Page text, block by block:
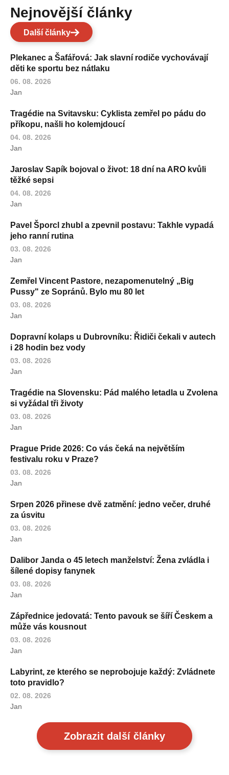
Nejnovější články
Další články
Plekanec a Šafářová: Jak slavní rodiče vychovávají
děti ke sportu bez nátlaku
06. 08. 2026
Jan
Tragédie na Svitavsku: Cyklista zemřel po pádu do
příkopu, našli ho kolemjdoucí
04. 08. 2026
Jan
Jaroslav Sapík bojoval o život: 18 dní na ARO kvůli
těžké sepsi
04. 08. 2026
Jan
Pavel Šporcl zhubl a zpevnil postavu: Takhle vypadá
jeho ranní rutina
03. 08. 2026
Jan
Zemřel Vincent Pastore, nezapomenutelný „Big
Pussy" ze Sopránů. Bylo mu 80 let
03. 08. 2026
Jan
Dopravní kolaps u Dubrovníku: Řidiči čekali v autech
i 28 hodin bez vody
03. 08. 2026
Jan
Tragédie na Slovensku: Pád malého letadla u Zvolena
si vyžádal tři životy
03. 08. 2026
Jan
Prague Pride 2026: Co vás čeká na největším
festivalu roku v Praze?
03. 08. 2026
Jan
Srpen 2026 přinese dvě zatmění: jedno večer, druhé
za úsvitu
03. 08. 2026
Jan
Dalibor Janda o 45 letech manželství: Žena zvládla i
šílené dopisy fanynek
03. 08. 2026
Jan
Zápřednice jedovatá: Tento pavouk se šíří Českem a
může vás kousnout
03. 08. 2026
Jan
Labyrint, ze kterého se neprobojuje každý: Zvládnete
toto pravidlo?
02. 08. 2026
Jan
Zobrazit další články